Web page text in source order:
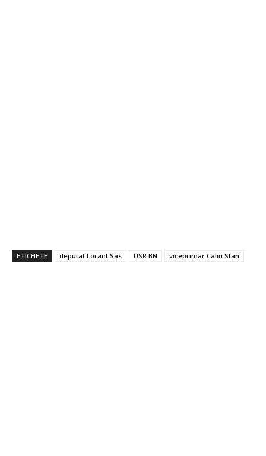
ETICHETE deputat Lorant Sas USR BN viceprimar Calin Stan